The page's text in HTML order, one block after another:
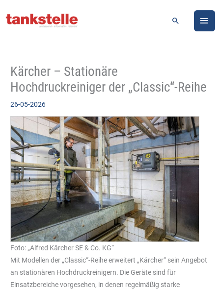
Inhalt
Suchen
Kärcher – Stationäre
Hochdruckreiniger der „Classic“-Reihe
26-05-2026
Foto: „Alfred Kärcher SE & Co. KG“
Mit Modellen der „Classic“-Reihe erweitert „Kärcher“ sein Angebot
an stationären Hochdruckreinigern. Die Geräte sind für
Einsatzbereiche vorgesehen, in denen regelmäßig starke